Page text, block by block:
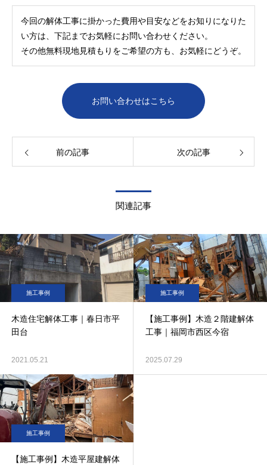
今回の解体工事に掛かった費用や目安などをお知りになりた
い方は、下記までお気軽にお問い合わせください。
その他無料現地見積もりをご希望の方も、お気軽にどうぞ。
お問い合わせはこちら
前の記事 次の記事
関連記事
施工事例
木造住宅解体工事｜春日市平
田台
2021.05.21
施工事例
【施工事例】木造２階建解体
工事｜福岡市西区今宿
2025.07.29
施工事例
【施工事例】木造平屋建解体